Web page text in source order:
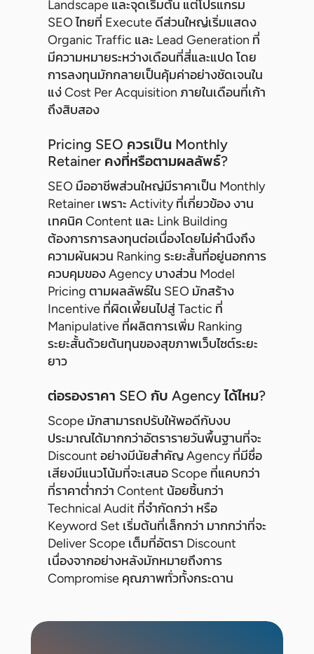
Landscape และจุดเริ่มต้น แต่โปรแกรม
SEO ไทยที่ Execute ดีส่วนใหญ่เริ่มแสดง
Organic Traffic และ Lead Generation ที่
มีความหมายระหว่างเดือนที่สี่และแปด โดย
การลงทุนมักกลายเป็นคุ้มค่าอย่างชัดเจนใน
แง่ Cost Per Acquisition ภายในเดือนที่เก้า
ถึงสิบสอง
Pricing SEO ควรเป็น Monthly
Retainer คงที่หรือตามผลลัพธ์?
SEO มืออาชีพส่วนใหญ่มีราคาเป็น Monthly
Retainer เพราะ Activity ที่เกี่ยวข้อง งาน
เทคนิค Content และ Link Building
ต้องการการลงทุนต่อเนื่องโดยไม่คำนึงถึง
ความผันผวน Ranking ระยะสั้นที่อยู่นอกการ
ควบคุมของ Agency บางส่วน Model
Pricing ตามผลลัพธ์ใน SEO มักสร้าง
Incentive ที่ผิดเพี้ยนไปสู่ Tactic ที่
Manipulative ที่ผลิตการเพิ่ม Ranking
ระยะสั้นด้วยต้นทุนของสุขภาพเว็บไซต์ระยะ
ยาว
ต่อรองราคา SEO กับ Agency ได้ไหม?
Scope มักสามารถปรับให้พอดีกับงบ
ประมาณได้มากกว่าอัตรารายวันพื้นฐานที่จะ
Discount อย่างมีนัยสำคัญ Agency ที่มีชื่อ
เสียงมีแนวโน้มที่จะเสนอ Scope ที่แคบกว่า
ที่ราคาต่ำกว่า Content น้อยชิ้นกว่า
Technical Audit ที่จำกัดกว่า หรือ
Keyword Set เริ่มต้นที่เล็กกว่า มากกว่าที่จะ
Deliver Scope เต็มที่อัตรา Discount
เนื่องจากอย่างหลังมักหมายถึงการ
Compromise คุณภาพทั่วทั้งกระดาน